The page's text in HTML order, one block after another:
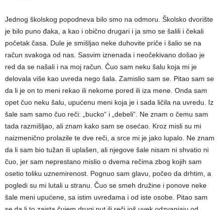
Jednog školskog popodneva bilo smo na odmoru. Školsko dvorište
je bilo puno đaka, a kao i obično drugari i ja smo se šalili i čekali
početak časa. Dule je smišljao neke duhovite priče i šalio se na
račun svakoga od nas. Sasvim iznenada i neočekivano došao je
red da se našali i na moj račun. Čuo sam neku šalu koja mi je
delovala više kao uvreda nego šala. Zamislio sam se. Pitao sam se
da li je on to meni rekao ili nekome pored ili iza mene. Onda sam
opet čuo neku šalu, upućenu meni koja je i sada ličila na uvredu. Iz
šale sam samo čuo reči: „bucko“ i „debeli“. Ne znam o čemu sam
tada razmišljao, ali znam kako sam se osećao. Kroz misli su mi
naizmenično prolazile te dve reči, a srce mi je jako lupalo. Ne znam
da li sam bio tužan ili uplašen, ali njegove šale nisam ni shvatio ni
čuo, jer sam neprestano mislio o dvema rečima zbog kojih sam
osetio toliku uznemirenost. Pognuo sam glavu, počeo da drhtim, a
pogledi su mi lutali u stranu. Čuo se smeh družine i ponove neke
šale meni upućene, sa istim uvredama i od iste osobe. Pitao sam